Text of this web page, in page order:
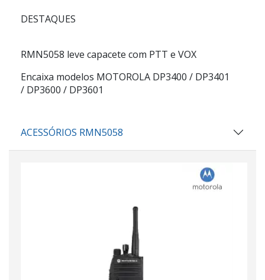
DESTAQUES
RMN5058 leve capacete com PTT e VOX
Encaixa modelos MOTOROLA DP3400 / DP3401
/ DP3600 / DP3601
ACESSÓRIOS RMN5058